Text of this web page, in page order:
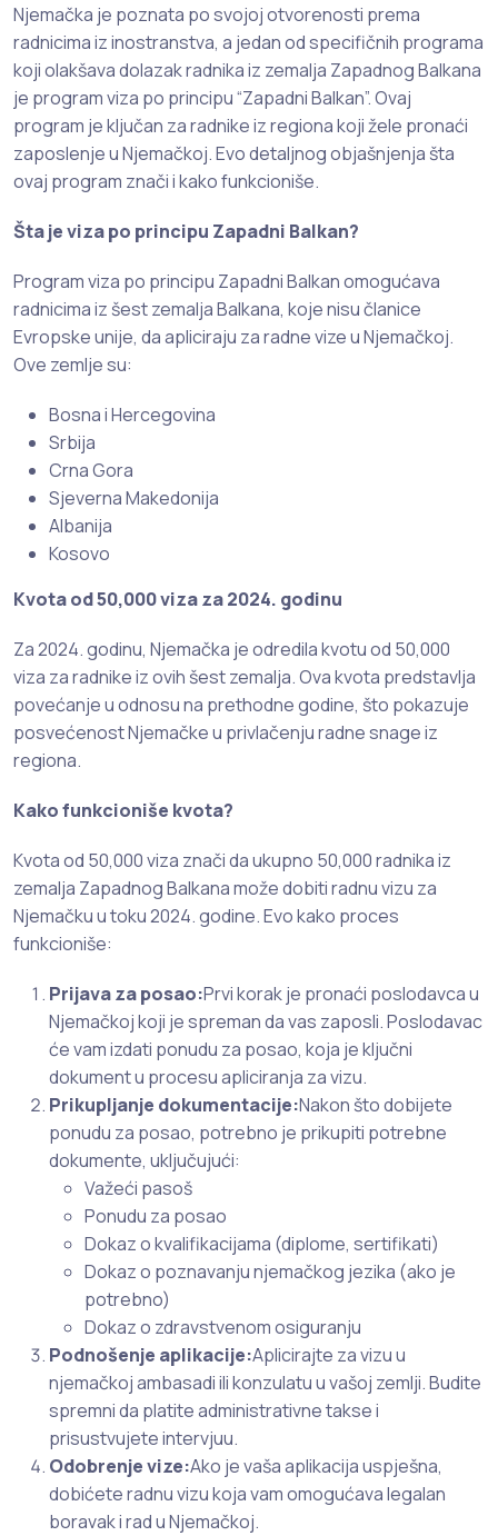
Njemačka je poznata po svojoj otvorenosti prema
radnicima iz inostranstva, a jedan od specifičnih programa
koji olakšava dolazak radnika iz zemalja Zapadnog Balkana
je program viza po principu “Zapadni Balkan”. Ovaj
program je ključan za radnike iz regiona koji žele pronaći
zaposlenje u Njemačkoj. Evo detaljnog objašnjenja šta
ovaj program znači i kako funkcioniše.
Šta je viza po principu Zapadni Balkan?
Program viza po principu Zapadni Balkan omogućava
radnicima iz šest zemalja Balkana, koje nisu članice
Evropske unije, da apliciraju za radne vize u Njemačkoj.
Ove zemlje su:
Bosna i Hercegovina
Srbija
Crna Gora
Sjeverna Makedonija
Albanija
Kosovo
Kvota od 50,000 viza za 2024. godinu
Za 2024. godinu, Njemačka je odredila kvotu od 50,000
viza za radnike iz ovih šest zemalja. Ova kvota predstavlja
povećanje u odnosu na prethodne godine, što pokazuje
posvećenost Njemačke u privlačenju radne snage iz
regiona.
Kako funkcioniše kvota?
Kvota od 50,000 viza znači da ukupno 50,000 radnika iz
zemalja Zapadnog Balkana može dobiti radnu vizu za
Njemačku u toku 2024. godine. Evo kako proces
funkcioniše:
Prijava za posao:Prvi korak je pronaći poslodavca u
Njemačkoj koji je spreman da vas zaposli. Poslodavac
će vam izdati ponudu za posao, koja je ključni
dokument u procesu apliciranja za vizu.
Prikupljanje dokumentacije:Nakon što dobijete
ponudu za posao, potrebno je prikupiti potrebne
dokumente, uključujući:
Važeći pasoš
Ponudu za posao
Dokaz o kvalifikacijama (diplome, sertifikati)
Dokaz o poznavanju njemačkog jezika (ako je
potrebno)
Dokaz o zdravstvenom osiguranju
Podnošenje aplikacije:Aplicirajte za vizu u
njemačkoj ambasadi ili konzulatu u vašoj zemlji. Budite
spremni da platite administrativne takse i
prisustvujete intervjuu.
Odobrenje vize:Ako je vaša aplikacija uspješna,
dobićete radnu vizu koja vam omogućava legalan
boravak i rad u Njemačkoj.